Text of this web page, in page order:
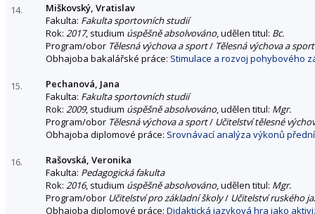
14.
Miškovský, Vratislav
Fakulta: Fakulta sportovních studií
Rok: 2017, studium úspěšně absolvováno, udělen titul: Bc.
Program/obor Tělesná výchova a sport/ Tělesná výchova a sport
Obhajoba bakalářské práce: Stimulace a rozvoj pohybového
15.
Pechanová, Jana
Fakulta: Fakulta sportovních studií
Rok: 2009, studium úspěšně absolvováno, udělen titul: Mgr.
Program/obor Tělesná výchova a sport/ Učitelství tělesné
Obhajoba diplomové práce: Srovnávací analýza výkonů
16.
Rašovská, Veronika
Fakulta: Pedagogická fakulta
Rok: 2016, studium úspěšně absolvováno, udělen titul: Mgr.
Program/obor Učitelství pro základní školy/ Učitelství ruského
Obhajoba diplomové práce: Didaktická jazyková hra jako